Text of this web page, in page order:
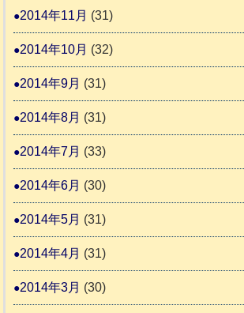
2014年11月 (31)
2014年10月 (32)
2014年9月 (31)
2014年8月 (31)
2014年7月 (33)
2014年6月 (30)
2014年5月 (31)
2014年4月 (31)
2014年3月 (30)